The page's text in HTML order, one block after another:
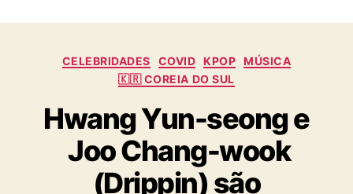
R
A
K
C
a
t
e
g
o
r
i
CELEBRIDADES COVID KPOP
MÚSICA
🇰🇷 COREIA DO SUL
Hwang Yun-seong e
Joo Chang-wook
(Drippin) são